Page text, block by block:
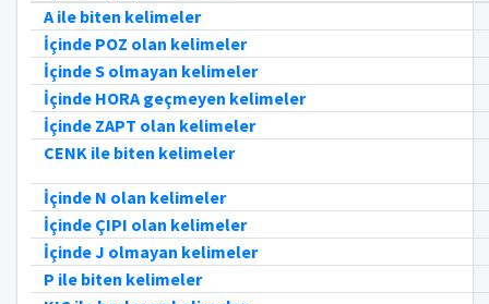
A ile biten kelimeler
İçinde POZ olan kelimeler
İçinde S olmayan kelimeler
İçinde HORA geçmeyen kelimeler
İçinde ZAPT olan kelimeler
CENK ile biten kelimeler
İçinde N olan kelimeler
İçinde ÇIPI olan kelimeler
İçinde J olmayan kelimeler
P ile biten kelimeler